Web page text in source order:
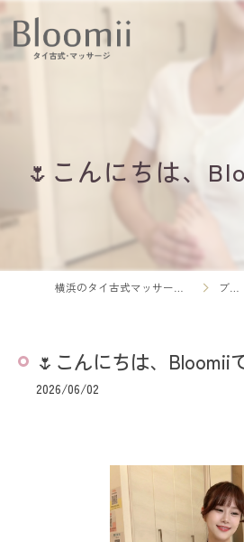
🌷こんにちは、
ブログ
🌷こんにちは、Bloomii
2026/06/02